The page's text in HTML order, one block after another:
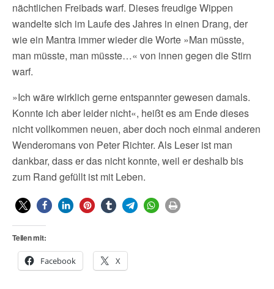
nächtlichen Freibads warf. Dieses freudige Wippen
wandelte sich im Laufe des Jahres in einen Drang, der
wie ein Mantra immer wieder die Worte »Man müsste,
man müsste, man müsste…« von innen gegen die Stirn
warf.
»Ich wäre wirklich gerne entspannter gewesen damals.
Konnte ich aber leider nicht«, heißt es am Ende dieses
nicht vollkommen neuen, aber doch noch einmal anderen
Wenderomans von Peter Richter. Als Leser ist man
dankbar, dass er das nicht konnte, weil er deshalb bis
zum Rand gefüllt ist mit Leben.
Teilen mit:
Facebook X